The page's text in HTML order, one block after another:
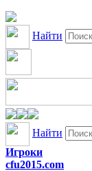
Найти
Найти
Игроки
cfu2015.com